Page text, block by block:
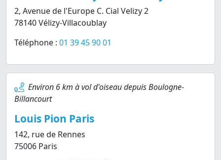
2, Avenue de l'Europe C. Cial Velizy 2
78140 Vélizy-Villacoublay
Téléphone : 01 39 45 90 01
Environ 6 km à vol d'oiseau depuis Boulogne-
Billancourt
Louis Pion Paris
142, rue de Rennes
75006 Paris